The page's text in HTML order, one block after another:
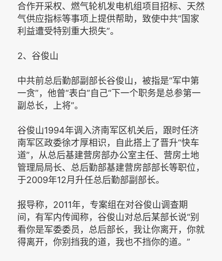
合作开采权、燃气轮机发电机组项目招标、天然
气供应指标等事项上提供帮助，致使中共“国家
利益遭受特别重大损失”。
2、谷俊山
中共前总后勤部副部长谷俊山，被指是“军中第
一贪”，他曾“表白”自己“下一个职务是总参第一
副总长，上将”。
谷俊山1994年调入济南军区机关后，跟时任济
南军区政委徐才厚相识，自此搭上了晋升“快车
道”，从总后基建营房部办公室主任、营房土地
管理局局长、总后勤部基建营房部部长等职位，
于2009年12月升任总后勤部副部长。
报导称，2011年，专案组在对谷俊山调查期
间，有军内传闻称，谷俊山对总后某部长说“别
看你是军委委员，总后部长，我让你离开，你就
得离开，你别挡我的道，我也不挡你的道。”